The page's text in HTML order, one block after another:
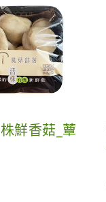
鮮香菇_蕈